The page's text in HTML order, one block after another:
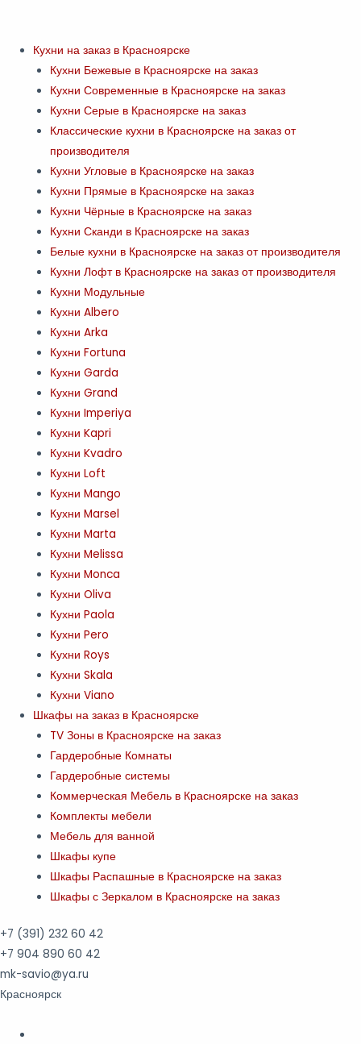
содержимому
Кухни на заказ в Красноярске
Кухни Бежевые в Красноярске на заказ
Кухни Современные в Красноярске на заказ
Кухни Серые в Красноярске на заказ
Классические кухни в Красноярске на заказ от
производителя
Кухни Угловые в Красноярске на заказ
Кухни Прямые в Красноярске на заказ
Кухни Чёрные в Красноярске на заказ
Кухни Сканди в Красноярске на заказ
Белые кухни в Красноярске на заказ от производителя
Кухни Лофт в Красноярске на заказ от производителя
Кухни Модульные
Кухни Albero
Кухни Arka
Кухни Fortuna
Кухни Garda
Кухни Grand
Кухни Imperiya
Кухни Kapri
Кухни Kvadro
Кухни Loft
Кухни Mango
Кухни Marsel
Кухни Marta
Кухни Melissa
Кухни Monca
Кухни Oliva
Кухни Paola
Кухни Pero
Кухни Roys
Кухни Skala
Кухни Viano
Шкафы на заказ в Красноярске
TV Зоны в Красноярске на заказ
Гардеробные Комнаты
Гардеробные системы
Коммерческая Мебель в Красноярске на заказ
Комплекты мебели
Мебель для ванной
Шкафы купе
Шкафы Распашные в Красноярске на заказ
Шкафы с Зеркалом в Красноярске на заказ
+7 (391) 232 60 42
+7 904 890 60 42
mk-savio@ya.ru
Красноярск